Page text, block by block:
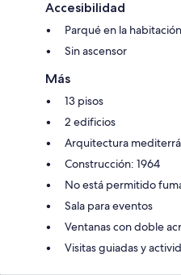
Accesibilidad
Parqué en la habitación
Sin ascensor
Más
13 pisos
2 edificios
Arquitectura
Construcción: 1964
No está permitido
Sala para eventos
Ventanas con doble
Visitas guiadas y